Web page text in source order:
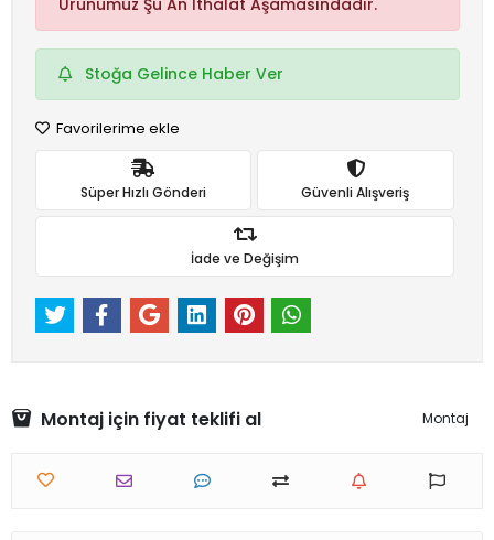
Ürünümüz Şu An İthalat Aşamasındadır.
Stoğa Gelince Haber Ver
Favorilerime ekle
Süper Hızlı Gönderi Güvenli Alışveriş
İade ve Değişim
Montaj için fiyat teklifi al Montaj